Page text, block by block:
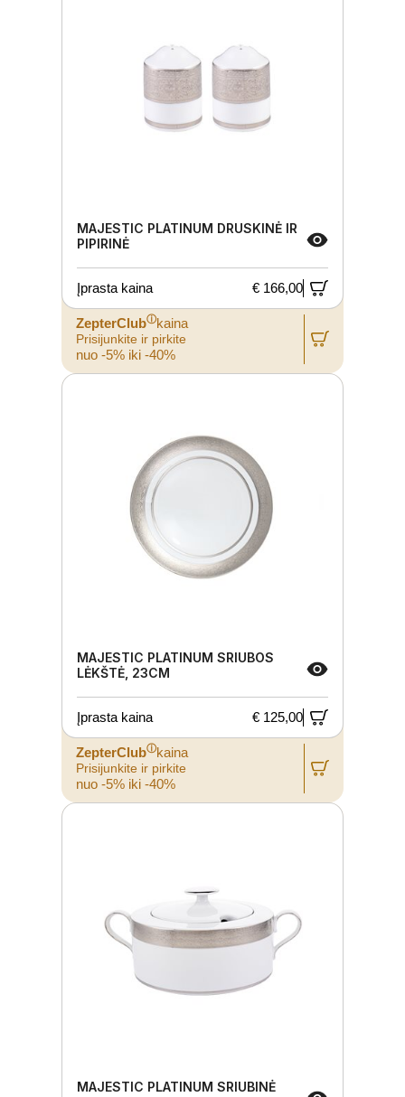
MAJESTIC PLATINUM DRUSKINĖ IR
PIPIRINĖ
Įprasta kaina € 166,00
ZepterClubⓘkaina
Prisijunkite ir pirkite
nuo -5% iki -40%
MAJESTIC PLATINUM SRIUBOS
LĖKŠTĖ, 23CM
Įprasta kaina € 125,00
ZepterClubⓘkaina
Prisijunkite ir pirkite
nuo -5% iki -40%
MAJESTIC PLATINUM SRIUBINĖ